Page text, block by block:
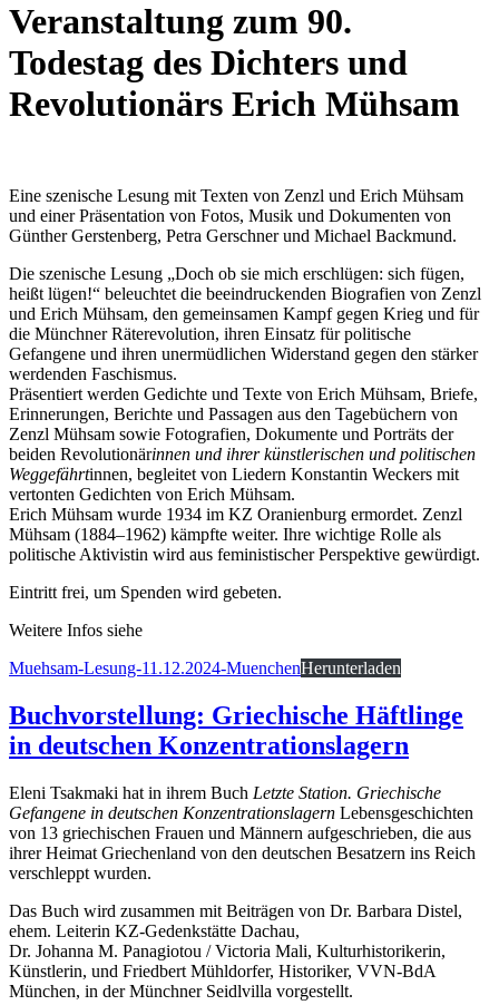
Veranstaltung zum 90.
Todestag des Dichters und
Revolutionärs Erich Mühsam
Eine szenische Lesung mit Texten von Zenzl und Erich Mühsam
und einer Präsentation von Fotos, Musik und Dokumenten von
Günther Gerstenberg, Petra Gerschner und Michael Backmund.
Die szenische Lesung „Doch ob sie mich erschlügen: sich fügen,
heißt lügen!“ beleuchtet die beeindruckenden Biografien von Zenzl
und Erich Mühsam, den gemeinsamen Kampf gegen Krieg und für
die Münchner Räterevolution, ihren Einsatz für politische
Gefangene und ihren unermüdlichen Widerstand gegen den stärker
werdenden Faschismus.
Präsentiert werden Gedichte und Texte von Erich Mühsam, Briefe,
Erinnerungen, Berichte und Passagen aus den Tagebüchern von
Zenzl Mühsam sowie Fotografien, Dokumente und Porträts der
beiden Revolutionärinnen und ihrer künstlerischen und politischen
Weggefährtinnen, begleitet von Liedern Konstantin Weckers mit
vertonten Gedichten von Erich Mühsam.
Erich Mühsam wurde 1934 im KZ Oranienburg ermordet. Zenzl
Mühsam (1884–1962) kämpfte weiter. Ihre wichtige Rolle als
politische Aktivistin wird aus feministischer Perspektive gewürdigt.
Eintritt frei, um Spenden wird gebeten.
Weitere Infos siehe
Muehsam-Lesung-11.12.2024-MuenchenHerunterladen
Buchvorstellung: Griechische Häftlinge
in deutschen Konzentrationslagern
Eleni Tsakmaki hat in ihrem Buch Letzte Station. Griechische
Gefangene in deutschen Konzentrationslagern Lebensgeschichten
von 13 griechischen Frauen und Männern aufgeschrieben, die aus
ihrer Heimat Griechenland von den deutschen Besatzern ins Reich
verschleppt wurden.
Das Buch wird zusammen mit Beiträgen von Dr. Barbara Distel,
ehem. Leiterin KZ-Gedenkstätte Dachau,
Dr. Johanna M. Panagiotou / Victoria Mali, Kulturhistorikerin,
Künstlerin, und Friedbert Mühldorfer, Historiker, VVN-BdA
München, in der Münchner Seidlvilla vorgestellt.